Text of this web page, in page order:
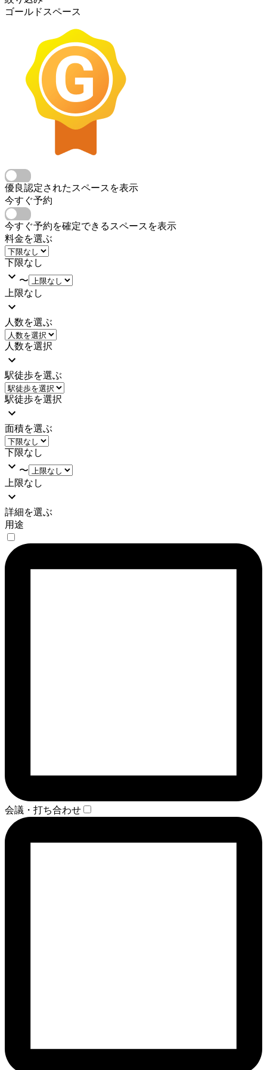
ゴールドスペース
優良認定されたスペースを表示
今すぐ予約
今すぐ予約を確定できるスペースを表示
料金を選ぶ
下限なし
〜
上限なし
人数を選ぶ
人数を選択
駅徒歩を選ぶ
駅徒歩を選択
面積を選ぶ
下限なし
〜
上限なし
詳細を選ぶ
用途
会議・打ち合わせ